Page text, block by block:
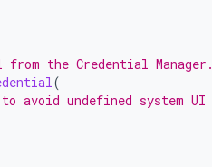
the Credential Manager.
(
avoid undefined system UI